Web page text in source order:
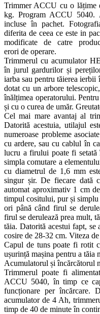
Trimmer ACCU cu o lățime
kg. Program ACCU 5040.
incluse în pachet.
diferita de ceea ce este in
modificate de catre
erori de operare.
Trimmerul cu acumulator
în jurul gardurilor și
iarba sau pentru tăierea
dotat cu un arbore
înălțimea operatorului.
și cu o curea de umăr.
Cel mai mare avantaj al
Datorită acestuia, utilajul
numeroase probleme
cu ardere, sau cu cablul în
lucru a firului poate fi
simpla comutare a
cu diametrul de 1,6 mm
singur șir. De fiecare dată
automat aproximativ 1 cm
timpul cositului, pur și
ori până când firul se
firul se derulează prea mult,
tăia. Datorită acestui fapt, se
cosire de 28-32 cm. Viteza
Capul de tuns poate fi rotit
ușurință mașina pentru a tăia
Acumulatorul și încărcătorul
Trimmerul poate fi
ACCU 5040, în timp ce
funcționare per încărcare.
acumulator de 4 Ah,
timp de 40 de minute în